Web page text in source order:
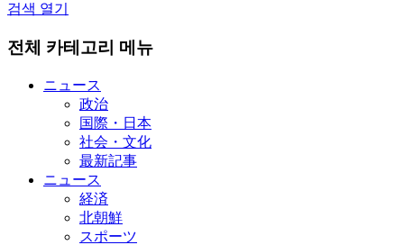
검색 열기
전체 카테고리 메뉴
ニュース
政治
国際・日本
社会・文化
最新記事
ニュース
経済
北朝鮮
スポーツ